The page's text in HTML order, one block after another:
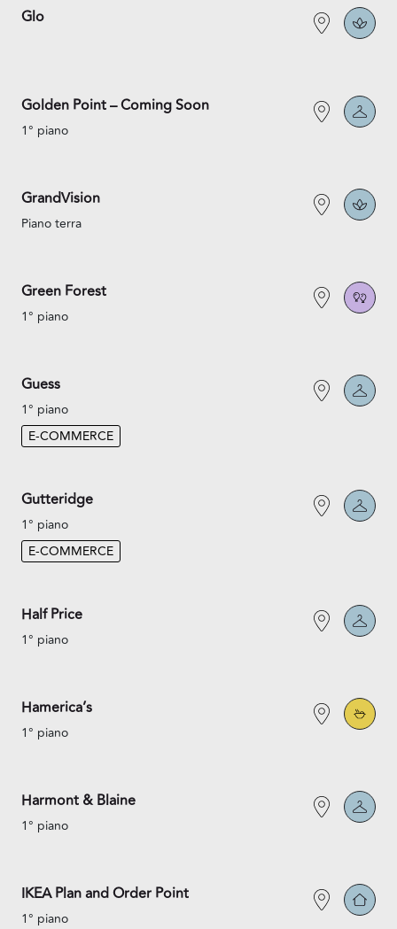
Glo
Golden Point – Coming Soon
1° piano
GrandVision
Piano terra
Green Forest
1° piano
Guess
1° piano
E-COMMERCE
Gutteridge
1° piano
E-COMMERCE
Half Price
1° piano
Hamerica’s
1° piano
Harmont & Blaine
1° piano
IKEA Plan and Order Point
1° piano